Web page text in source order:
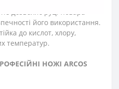
його використання.
до кислот, хлору,
температур.
НОЖІ ARCOS